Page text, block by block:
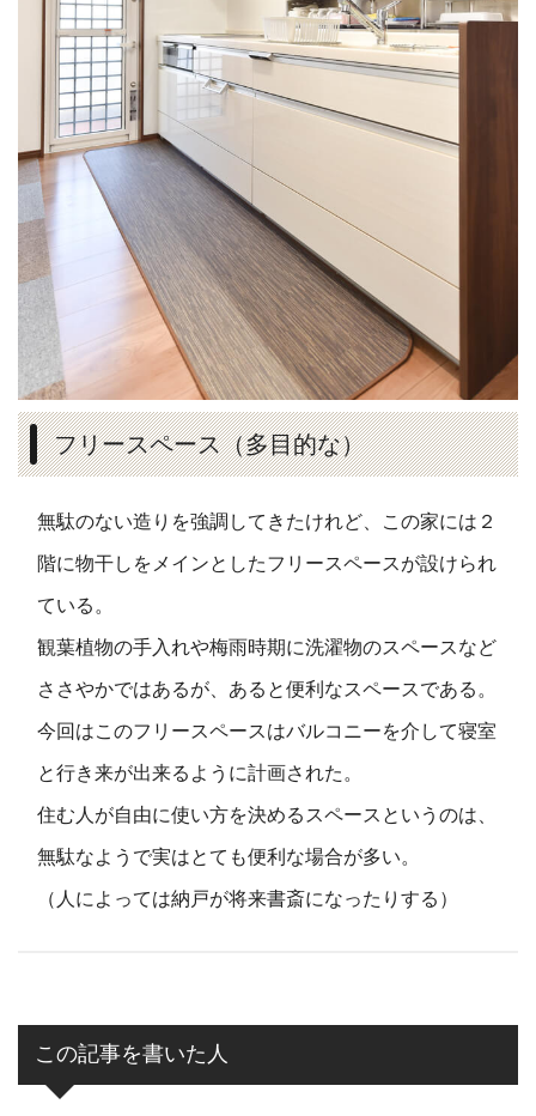
フリースペース（多目的な）
無駄のない造りを強調してきたけれど、この家には２
階に物干しをメインとしたフリースペースが設けられ
ている。
観葉植物の手入れや梅雨時期に洗濯物のスペースなど
ささやかではあるが、あると便利なスペースである。
今回はこのフリースペースはバルコニーを介して寝室
と行き来が出来るように計画された。
住む人が自由に使い方を決めるスペースというのは、
無駄なようで実はとても便利な場合が多い。
（人によっては納戸が将来書斎になったりする）
この記事を書いた人